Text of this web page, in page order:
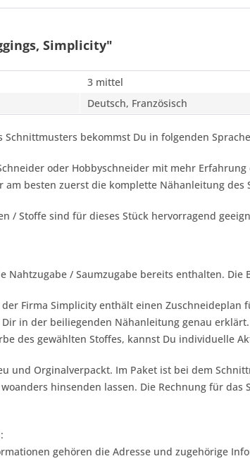
Simplicity"
3 mittel
Deutsch, Französisch
Schnittmusters bekommst Du in folgenden
oder Hobbyschneider mit mehr
am besten zuerst die komplette Nähanleitung
/ Stoffe sind für dieses Stück hervorragend
Nahtzugabe / Saumzugabe bereits enthalten.
Firma Simplicity enthält einen Zuschneideplan
in der beiliegenden Nähanleitung genau
des gewählten Stoffes, kannst Du individuelle
und Orginalverpackt. Im Paket ist bei dem
hinsenden lassen. Die Rechnung für
gehören die Adresse und zugehörige